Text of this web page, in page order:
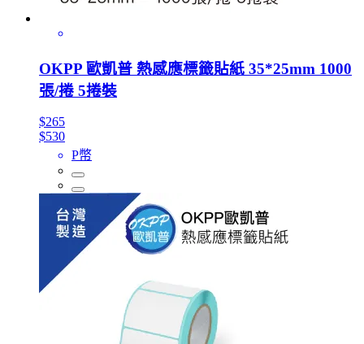
OKPP 歐凱普 熱感應標籤貼紙 35*25mm 1000
張/捲 5捲裝
$265
$530
P幣